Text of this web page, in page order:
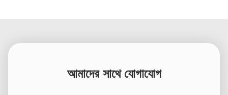
আমাদের সাথে যোগাযোগ